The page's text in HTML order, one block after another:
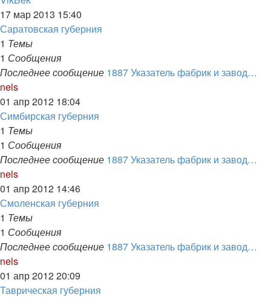
к
последнему
сообщению
17 мар 2013 15:40
Саратовская губерния
1 Темы
1 Сообщения
Последнее сообщение 1887 Указатель фабрик и завод…
nelsПерейти
к
последнему
сообщению
01 апр 2012 18:04
Симбирская губерния
1 Темы
1 Сообщения
Последнее сообщение 1887 Указатель фабрик и завод…
nelsПерейти
к
последнему
сообщению
01 апр 2012 14:46
Смоленская губерния
1 Темы
1 Сообщения
Последнее сообщение 1887 Указатель фабрик и завод…
nelsПерейти
к
последнему
01 апр 2012 20:09
Таврическая губерния